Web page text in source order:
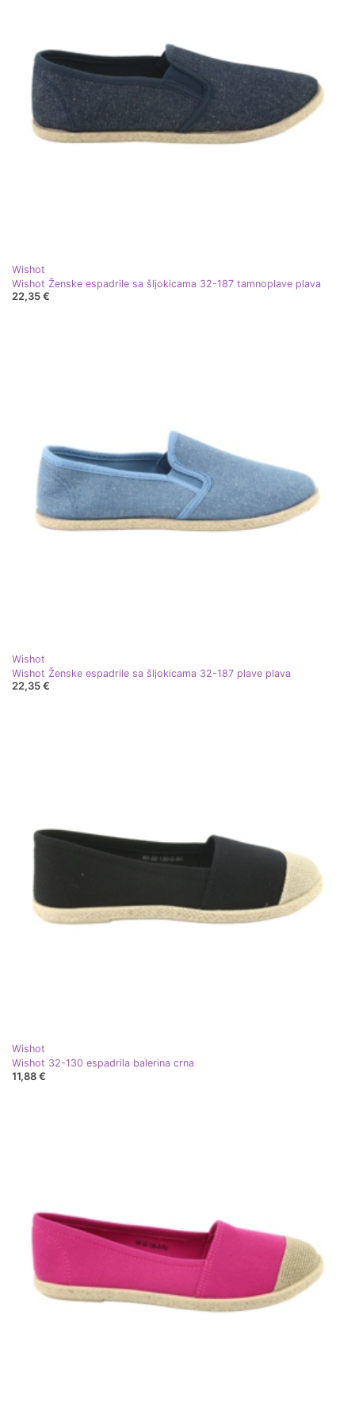
Wishot
Wishot Ženske espadrile sa šljokicama 32-187 tamnoplave plava
22,35 €
Wishot
Wishot Ženske espadrile sa šljokicama 32-187 plave plava
22,35 €
Wishot
Wishot 32-130 espadrila balerina crna
11,88 €